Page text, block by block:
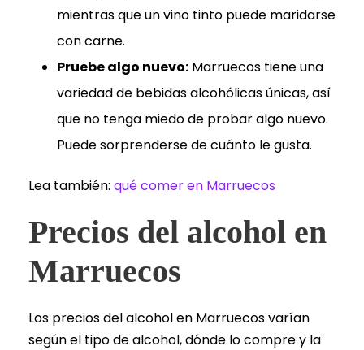
mientras que un vino tinto puede maridarse
con carne.
Pruebe algo nuevo: Marruecos tiene una
variedad de bebidas alcohólicas únicas, así
que no tenga miedo de probar algo nuevo.
Puede sorprenderse de cuánto le gusta.
Lea también: qué comer en Marruecos
Precios del alcohol en
Marruecos
Los precios del alcohol en Marruecos varían
según el tipo de alcohol, dónde lo compre y la